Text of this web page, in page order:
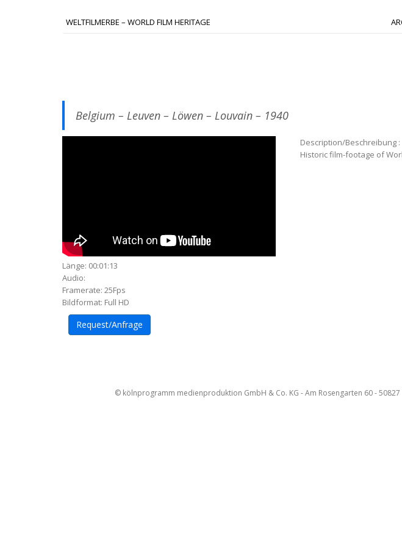
WELTFILMERBE – WORLD FILM HERITAGE
Belgium – Leuven – Löwen – Louvain – 1940
Länge: 00:01:13
Audio:
Framerate: 25Fps
Bildformat: Full HD
Request/Anfrage
Description/Beschreibung :
Historic film-footage of
Navigation
© kölnprogramm medienproduktion GmbH & Co. KG - Am Rosengarten 60 -